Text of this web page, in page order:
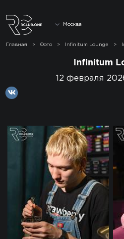
Москва
Главная > Фото > Infinitum Lounge >
Infinitum
12 февраля